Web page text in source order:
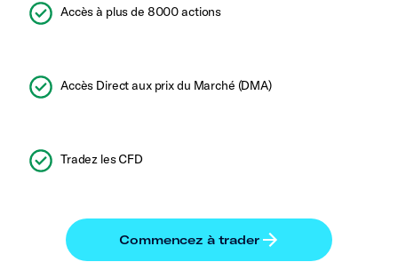
Accès à plus de 8000 actions
Accès Direct aux prix du Marché (DMA)
Tradez les CFD